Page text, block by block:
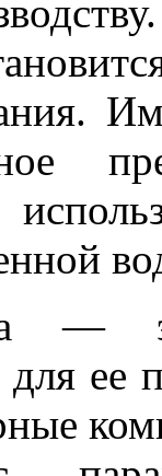
—
ее